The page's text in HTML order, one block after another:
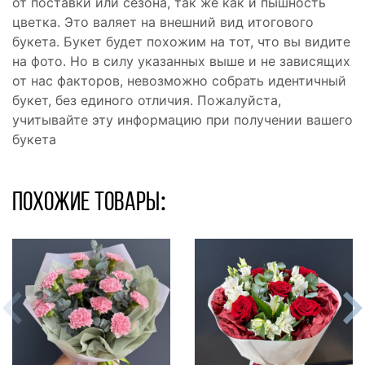
цветка. Это валяет на внешний вид итогового
букета. Букет будет похожим на тот, что вы видите
на фото. Но в силу указанных выше и не зависящих
от нас факторов, невозможно собрать идентичный
букет, без единого отличия. Пожалуйста,
учитывайте эту информацию при получении вашего
букета
Похожие товары: